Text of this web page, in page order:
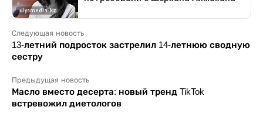
Следующая новость
13-летний подросток застрелил 14-летнюю сводную
сестру
Предыдущая новость
Масло вместо десерта: новый тренд TikTok
встревожил диетологов